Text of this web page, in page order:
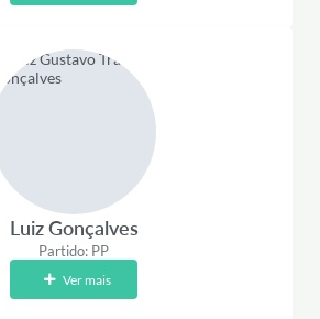
Luiz Gonçalves
Partido: PP
Ver mais